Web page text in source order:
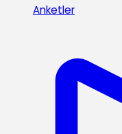
Anketler